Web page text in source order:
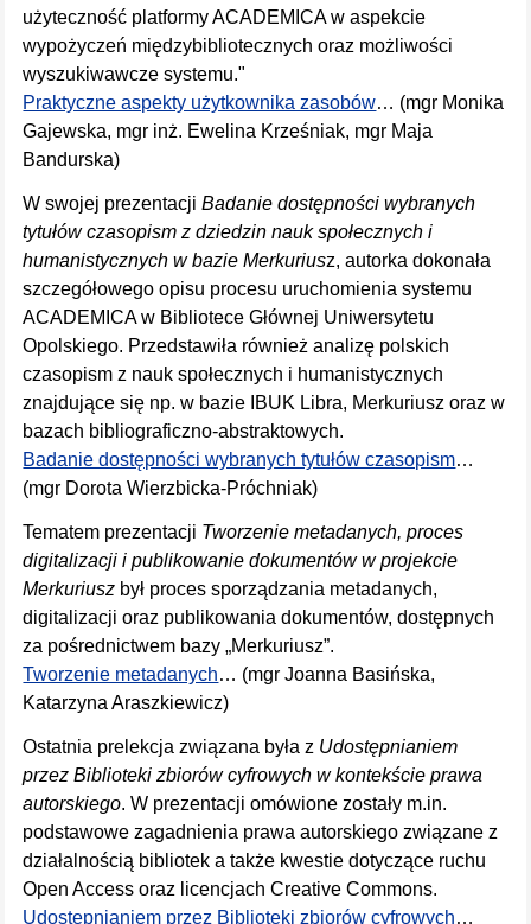
użyteczność platformy ACADEMICA w aspekcie
wypożyczeń międzybibliotecznych oraz możliwości
wyszukiwawcze systemu."
Praktyczne aspekty użytkownika zasobów… (mgr Monika
Gajewska, mgr inż. Ewelina Krześniak, mgr Maja
Bandurska)
W swojej prezentacjiBadanie dostępności wybranych
tytułów czasopism z dziedzin nauk społecznych i
humanistycznych w bazie Merkuriusz, autorka dokonała
szczegółowego opisu procesu uruchomienia systemu
ACADEMICA w Bibliotece Głównej Uniwersytetu
Opolskiego. Przedstawiła również analizę polskich
czasopism z nauk społecznych i humanistycznych
znajdujące się np. w bazie IBUK Libra, Merkuriusz oraz w
bazach bibliograficzno-abstraktowych.
Badanie dostępności wybranych tytułów czasopism…
(mgr Dorota Wierzbicka-Próchniak)
Tematem prezentacji Tworzenie metadanych, proces
digitalizacji i publikowanie dokumentów w projekcie
Merkuriusz był proces sporządzania metadanych,
digitalizacji oraz publikowania dokumentów, dostępnych
za pośrednictwem bazy „Merkuriusz”.
Tworzenie metadanych… (mgr Joanna Basińska,
Katarzyna Araszkiewicz)
Ostatnia prelekcja związana była z Udostępnianiem
przez Biblioteki zbiorów cyfrowych w kontekście prawa
autorskiego. W prezentacji omówione zostały m.in.
podstawowe zagadnienia prawa autorskiego związane z
działalnością bibliotek a także kwestie dotyczące ruchu
Open Access oraz licencjach Creative Commons.
Udostępnianiem przez Biblioteki zbiorów cyfrowych…